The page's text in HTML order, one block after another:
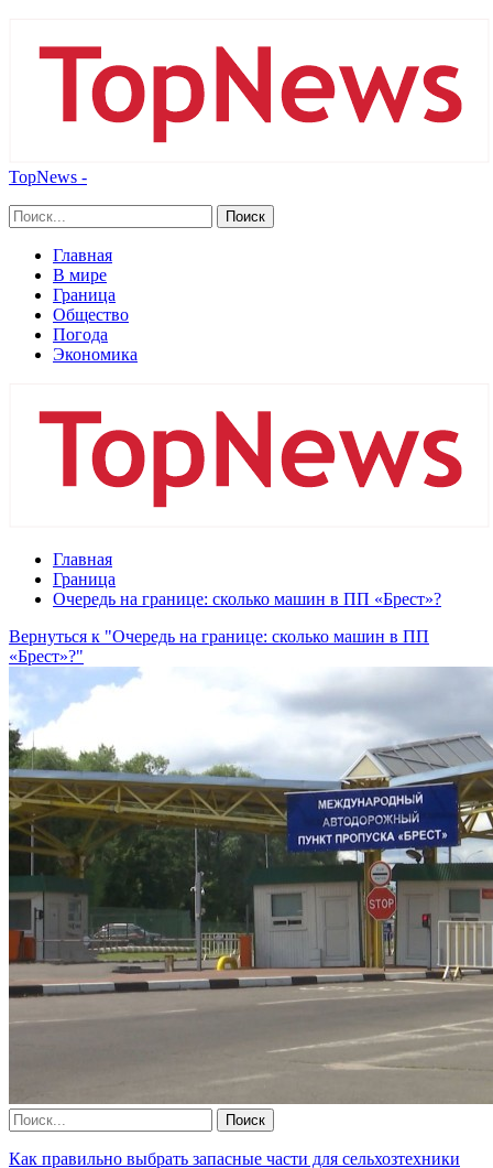
TopNews -
Главная
В мире
Граница
Общество
Погода
Экономика
Главная
Граница
Очередь на границе: сколько машин в ПП «Брест»?
Вернуться к "Очередь на границе: сколько машин в ПП
«Брест»?"
Как правильно выбрать запасные части для сельхозтехники